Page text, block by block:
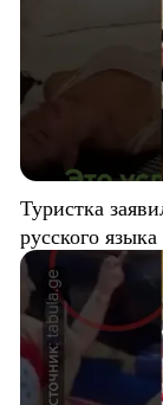
Туристка
русского языка